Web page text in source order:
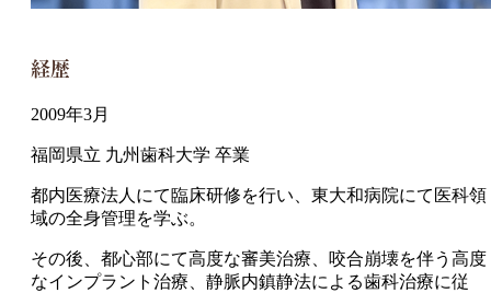
経歴
2009年3月
福岡県立 九州歯科大学 卒業
都内医療法人にて臨床研修を行い、東大和病院にて医科領
域の全身管理を学ぶ。
その後、都心部にて高度な審美治療、咬合崩壊を伴う高度
なインプラント治療、静脈内鎮静法による歯科治療に従